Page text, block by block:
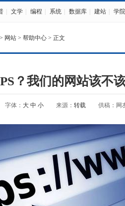
文学 编程 系统 数据库 建站 学院
> 网站 > 帮助中心 > 正文
？我们的网站该不
字体： 大 中 小 来源： 转载 供稿：网